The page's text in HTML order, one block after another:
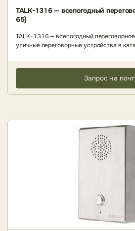
TALK-1316 — всепогодный
65)
TALK-1316 — всепогодный
уличные переговорные устройства в
Запрос на